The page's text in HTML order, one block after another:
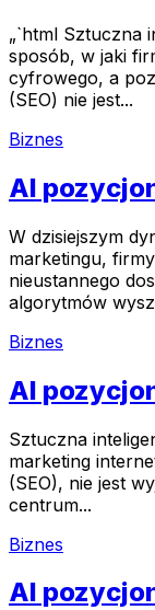
„`html Sztuczna
sposób, w jaki
cyfrowego, a
(SEO) nie jest...
Biznes
AI
W dzisiejszym
marketingu,
nieustannego
algorytmów
Biznes
AI
Sztuczna
marketing
(SEO), nie jest
centrum...
Biznes
AI